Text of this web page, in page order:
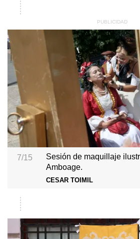
7/15
Sesión de maquillaje
Amboage.
CESAR TOIMIL